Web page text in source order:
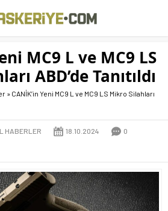
MC9 L ve MC9 LS
ABD’de Tanıtıldı
» CANİK’in Yeni MC9 L ve MC9 LS Mikro Silahları
HABERLER 18.10.2024 0